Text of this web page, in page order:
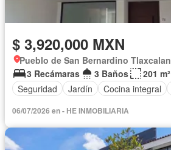
$ 3,920,000 MXN
3 Recámaras
3 Baños
201 m²
Seguridad
Jardín Cocina integral
06/07/2026 en - HE INMOBILIARIA